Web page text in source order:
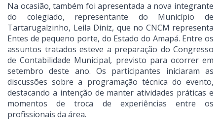
Na ocasião, também foi apresentada a nova integrante
do colegiado, representante do Município de
Tartarugalzinho, Leila Diniz, que no CNCM representa
Entes de pequeno porte, do Estado do Amapá. Entre os
assuntos tratados esteve a preparação do Congresso
de Contabilidade Municipal, previsto para ocorrer em
setembro deste ano. Os participantes iniciaram as
discussões sobre a programação técnica do evento,
destacando a intenção de manter atividades práticas e
momentos de troca de experiências entre os
profissionais da área.